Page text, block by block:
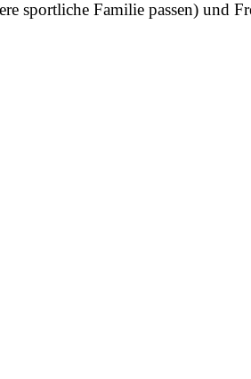
sportliche Familie passen)